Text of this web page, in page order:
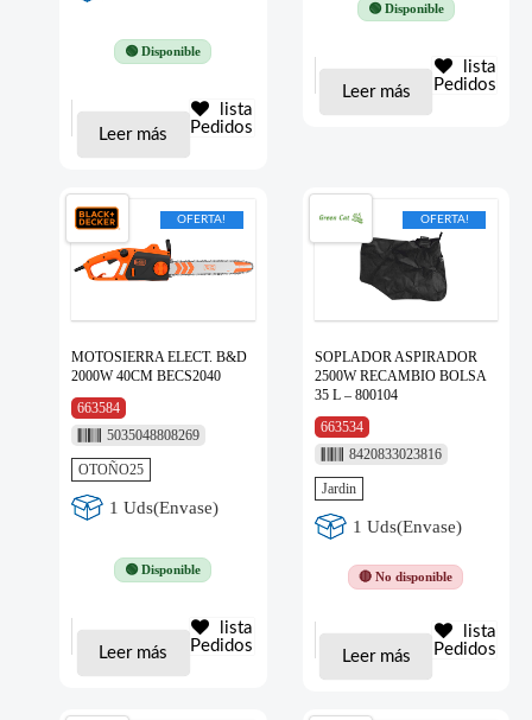
🟢 Disponible
Leer más
lista
Pedidos
🟢 Disponible
Leer más
lista
Pedidos
OFERTA!
MOTOSIERRA ELECT. B&D
2000W 40CM BECS2040
663584
5035048808269
OTOÑO25
1 Uds(Envase)
🟢 Disponible
Leer más
lista
Pedidos
OFERTA!
SOPLADOR ASPIRADOR
2500W RECAMBIO BOLSA
35 L – 800104
663534
8420833023816
Jardin
1 Uds(Envase)
🔴 No disponible
Leer más
lista
Pedidos